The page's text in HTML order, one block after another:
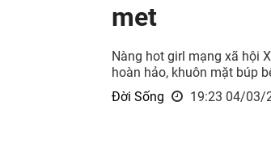
met
Nàng hot girl mạng xã hội
hoàn hảo, khuôn mặt búp
Đời Sống
19:23 04/03/